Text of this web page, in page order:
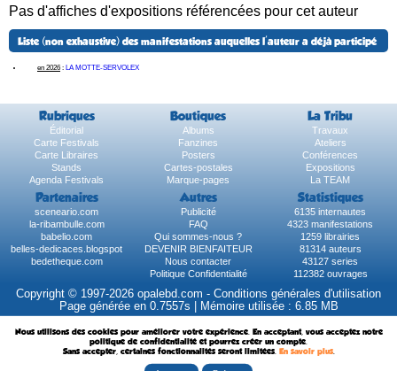
Pas d'affiches d'expositions référencées pour cet auteur
Liste (non exhaustive) des manifestations auquelles l'auteur a déjà participé
en 2026 : LA MOTTE-SERVOLEX
Rubriques Boutiques La Tribu
Éditorial Albums
Travaux
Carte Festivals
Fanzines
Ateliers
Carte Libraires
Posters
Conférences
Stands
Cartes-postales
Expositions
Agenda Festivals
Marque-pages La TEAM
Partenaires Autres Statistiques
sceneario.com Publicité
6135 internautes
la-ribambulle.com
FAQ
4323 manifestations
babelio.com
Qui sommes-nous ?
1259 librairies
belles-dedicaces.blogspot
DEVENIR BIENFAITEUR
81314 auteurs
bedetheque.com
Nous contacter
43127 series
Politique Confidentialité
112382 ouvrages
Copyright © 1997-2026 opalebd.com - Conditions générales d'utilisation
Page générée en 0.7557s | Mémoire utilisée : 6.85 MB
Nous utilisons des cookies pour améliorer votre expérience. En acceptant, vous acceptez notre
politique de confidentialité et pourrez créer un compte.
Sans accepter, certaines fonctionnalités seront limitées. En savoir plus.